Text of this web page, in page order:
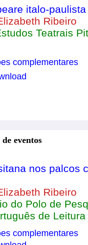
italo-paulista
Ribeiro
Teatrais
complementares
eventos
nos palcos
Ribeiro
do Polo de
de Leitura
complementares